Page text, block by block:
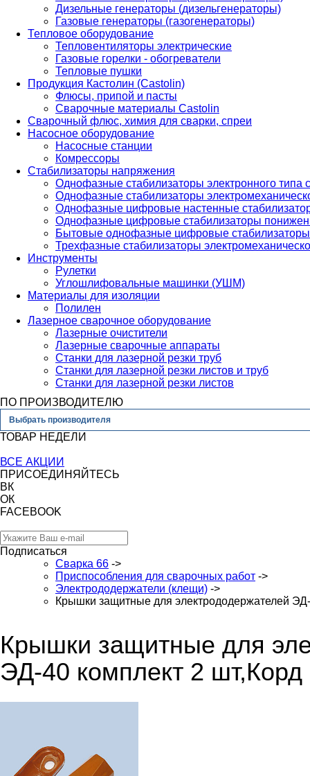
Дизельные генераторы (дизельгенераторы)
Газовые генераторы (газогенераторы)
Тепловое оборудование
Тепловентиляторы электрические
Газовые горелки - обогреватели
Тепловые пушки
Продукция Кастолин (Castolin)
Флюсы, припой и пасты
Сварочные материалы Castolin
Сварочный флюс, химия для сварки, спреи
Насосное оборудование
Насосные станции
Комрессоры
Стабилизаторы напряжения
Однофазные стабилизаторы электронного
Однофазные стабилизаторы
Однофазные цифровые настенные
Однофазные цифровые стабилизаторы
Бытовые однофазные цифровые стабилизаторы
Трехфазные стабилизаторы
Инструменты
Рулетки
Углошлифовальные машинки (УШМ)
Материалы для изоляции
Полилен
Лазерное сварочное оборудование
Лазерные очистители
Лазерные сварочные аппараты
Станки для лазерной резки труб
Станки для лазерной резки листов и труб
Станки для лазерной резки листов
ПО ПРОИЗВОДИТЕЛЮ
Выбрать производителя
ТОВАР НЕДЕЛИ
ВСЕ АКЦИИ
ПРИСОЕДИНЯЙТЕСЬ
ВК
ОК
FACEBOOK
Подписаться
Сварка 66 ->
Приспособления для сварочных работ ->
Электрододержатели (клещи) ->
Крышки защитные для электрододержателей
Крышки защитные для
ЭД-40 комплект 2 шт,Корд